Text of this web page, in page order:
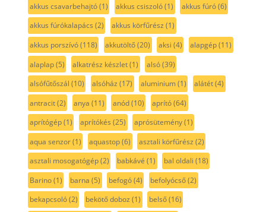
akkus csavarbehajtó(1) akkus csiszoló(1) akkus fúró(6)
akkus fúrókalapács (2) akkus körfűrész (1)
akkus porszívó(118) akkutöltő(20) aksi (4) alapgép(11)
alaplap(5) alkatrész készlet(1) alsó(39)
alsófűtőszál (10) alsóház (17) aluminium(1) alátét(4)
antracit(2) anya (11) anód(10) aprító(64)
aprítógép(1) aprítókés (25) aprósütemény(1)
aqua senzor(1) aquastop(6) asztali körfűrész (2)
asztali mosogatógép(2) babkávé (1) bal oldali (18)
Barino(1) barna (5) befogó(4) befolyócső(2)
bekapcsoló(2) bekötő doboz (1) belső(16)